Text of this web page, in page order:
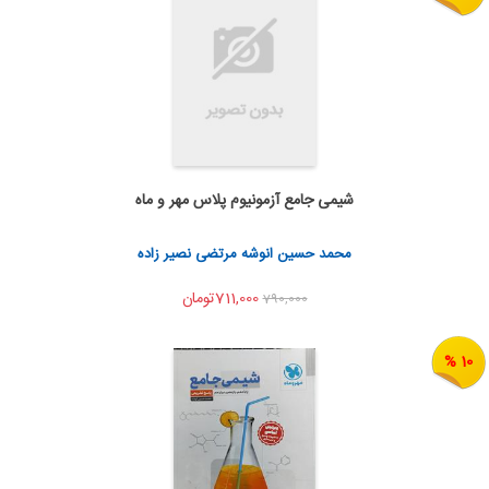
به من اطلاع بده
اشتراک گذاری
شیمی جامع آزمونیوم پلاس مهر و ماه
محمد حسین انوشه مرتضی نصیر زاده
790,000711,000تومان
10 %